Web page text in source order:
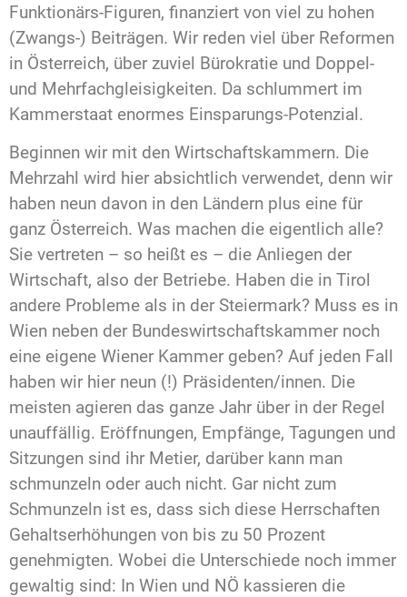
Funktionärs-Figuren, finanziert von viel zu hohen
(Zwangs-) Beiträgen. Wir reden viel über Reformen
in Österreich, über zuviel Bürokratie und Doppel-
und Mehrfachgleisigkeiten. Da schlummert im
Kammerstaat enormes Einsparungs-Potenzial.
Beginnen wir mit den Wirtschaftskammern. Die
Mehrzahl wird hier absichtlich verwendet, denn wir
haben neun davon in den Ländern plus eine für
ganz Österreich. Was machen die eigentlich alle?
Sie vertreten – so heißt es – die Anliegen der
Wirtschaft, also der Betriebe. Haben die in Tirol
andere Probleme als in der Steiermark? Muss es in
Wien neben der Bundeswirtschaftskammer noch
eine eigene Wiener Kammer geben? Auf jeden Fall
haben wir hier neun (!) Präsidenten/innen. Die
meisten agieren das ganze Jahr über in der Regel
unauffällig. Eröffnungen, Empfänge, Tagungen und
Sitzungen sind ihr Metier, darüber kann man
schmunzeln oder auch nicht. Gar nicht zum
Schmunzeln ist es, dass sich diese Herrschaften
Gehaltserhöhungen von bis zu 50 Prozent
genehmigten. Wobei die Unterschiede noch immer
gewaltig sind: In Wien und NÖ kassieren die